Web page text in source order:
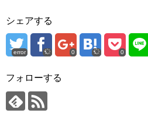
シェアする
error 0 0
フォローする